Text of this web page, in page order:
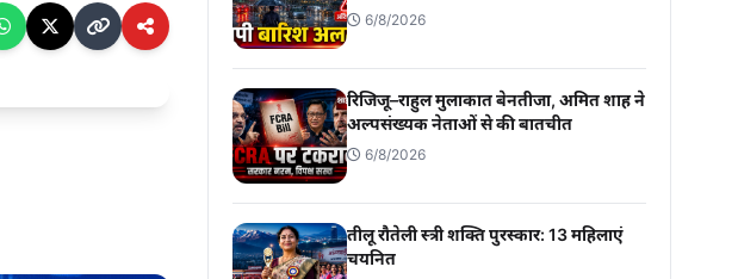
6/8/2026
रिजिजू–राहुल मुलाकात बेनतीजा, अमित शाह ने
अल्पसंख्यक नेताओं से की बातचीत
6/8/2026
तीलू रौतेली स्त्री शक्ति पुरस्कार: 13 महिलाएं
चयनित